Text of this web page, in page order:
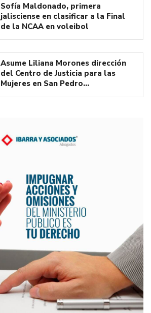
Sofía Maldonado, primera
jalisciense en clasificar a la Final
de la NCAA en voleibol
Asume Liliana Morones dirección
del Centro de Justicia para las
Mujeres en San Pedro…